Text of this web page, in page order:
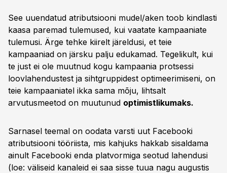
See uuendatud atributsiooni mudel/aken toob kindlasti
kaasa paremad tulemused, kui vaatate kampaaniate
tulemusi. Ärge tehke kiirelt järeldusi, et teie
kampaaniad on järsku palju edukamad. Tegelikult, kui
te just ei ole muutnud kogu kampaania protsessi
loovlahendustest ja sihtgruppidest optimeerimiseni, on
teie kampaaniatel ikka sama mõju, lihtsalt
arvutusmeetod on muutunud optimistlikumaks.
Sarnasel teemal on oodata varsti uut Facebooki
atributsiooni tööriista, mis kahjuks hakkab sisaldama
ainult Facebooki enda platvormiga seotud lahendusi
(loe: väliseid kanaleid ei saa sisse tuua nagu augustis